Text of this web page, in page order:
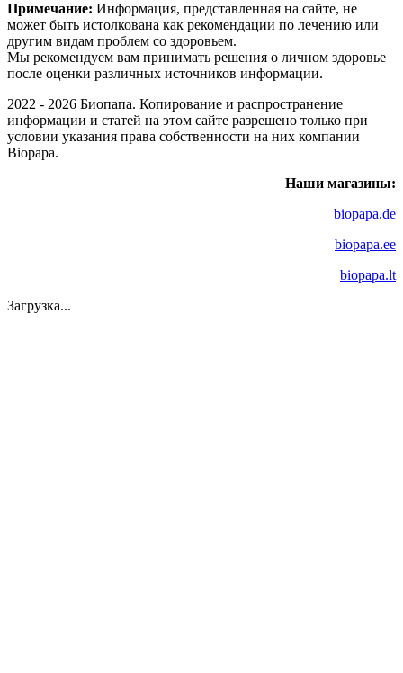
Примечание: Информация, представленная на сайте, не
может быть истолкована как рекомендации по лечению или
другим видам проблем со здоровьем.
Мы рекомендуем вам принимать решения о личном здоровье
после оценки различных источников информации.
2022 - 2026 Биопапа. Копирование и распространение
информации и статей на этом сайте разрешено только при
условии указания права собственности на них компании
Biopapa.
Наши магазины:
biopapa.de
biopapa.ee
biopapa.lt
Загрузка...